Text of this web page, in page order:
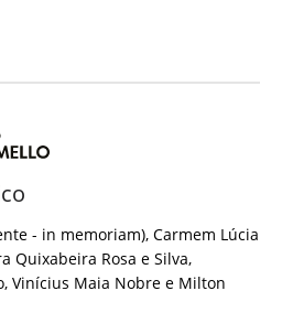
- in memoriam), Carmem Lúcia
Quixabeira Rosa e Silva,
Vinícius Maia Nobre e Milton